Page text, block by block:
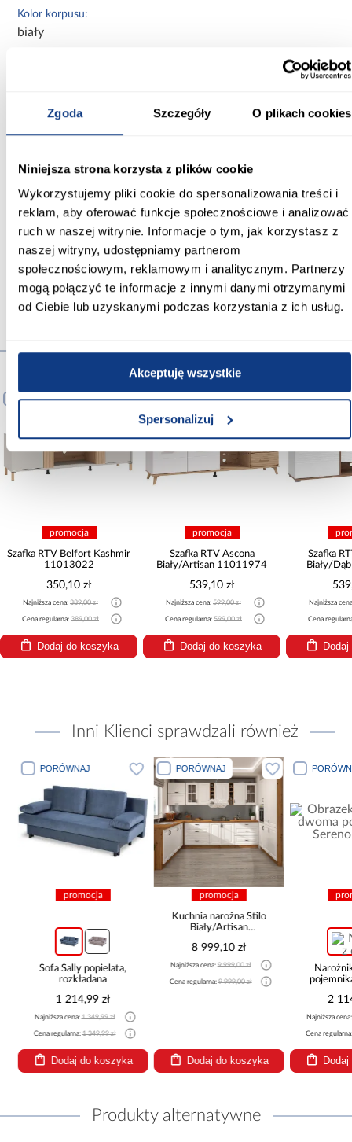
Zgoda Szczegóły O plikach cookies
Niniejsza strona korzysta z plików cookie
Wykorzystujemy pliki cookie do spersonalizowania treści i
reklam, aby oferować funkcje społecznościowe i analizować
ruch w naszej witrynie. Informacje o tym, jak korzystasz z
naszej witryny, udostępniamy partnerom
społecznościowym, reklamowym i analitycznym. Partnerzy
mogą połączyć te informacje z innymi danymi otrzymanymi
od Ciebie lub uzyskanymi podczas korzystania z ich usług.
Akceptuję wszystkie
Spersonalizuj
Kolor korpusu:
biały
Wykończenie korpusu:
mat
Konstrukcja frontów:
Płyta wiórowa laminowana
Konstrukcja korpusu:
Płyta wiórowa laminowana
Zobacz więcej >
Produkty alternatywne
PORÓWNAJ
promocja
Szafka RTV Belfort Kashmir
11013022
350,10 zł
Najniższa cena: 389,00 zł
Cena regularna: 389,00 zł
Dodaj do koszyka
PORÓWNAJ
promocja
Szafka RTV Ascona
Biały/Artisan 11011974
539,10 zł
Najniższa cena: 599,00 zł
Cena regularna: 599,00 zł
Dodaj do koszyka
Szafka
Biały/
Najniższa
Cena
Inni Klienci sprawdzali również
PORÓWNAJ
promocja
Sofa Sally popielata,
rozkładana
1 214,99 zł
Najniższa cena:1 349,99 zł
Cena regularna:1 349,99 zł
Dodaj do koszyka
PORÓWNAJ
promocja
Kuchnia narożna Stilo
Biały/Artisan
8 999,10 zł
Najniższa cena:9 999,00 zł
Cena regularna:9 999,00 zł
Dodaj do koszyka
2
Najniższa
Cena
Produkty alternatywne